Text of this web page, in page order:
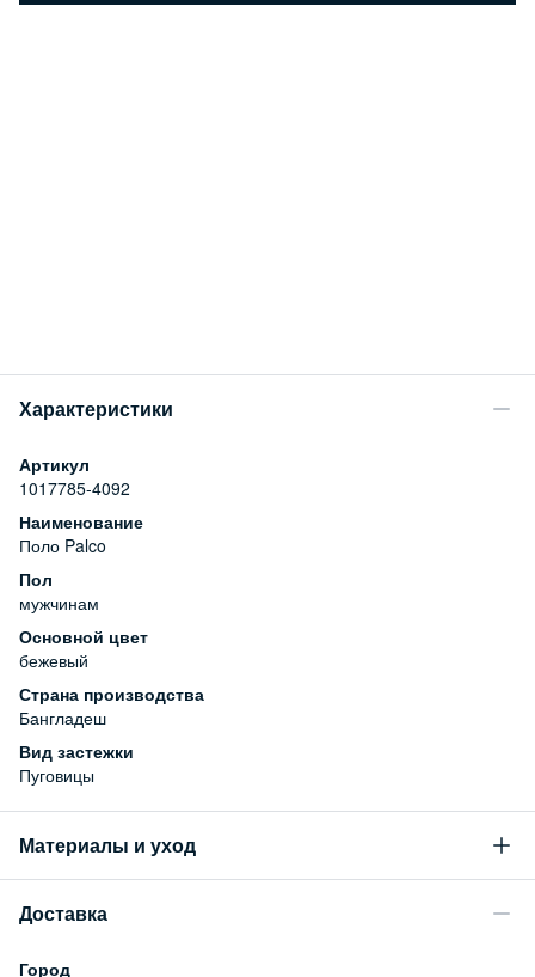
Характеристики
Артикул
1017785-4092
Наименование
Поло Palco
Пол
мужчинам
Основной цвет
бежевый
Страна производства
Бангладеш
Вид застежки
Пуговицы
Материалы и уход
100% хлопок
Доставка
Город